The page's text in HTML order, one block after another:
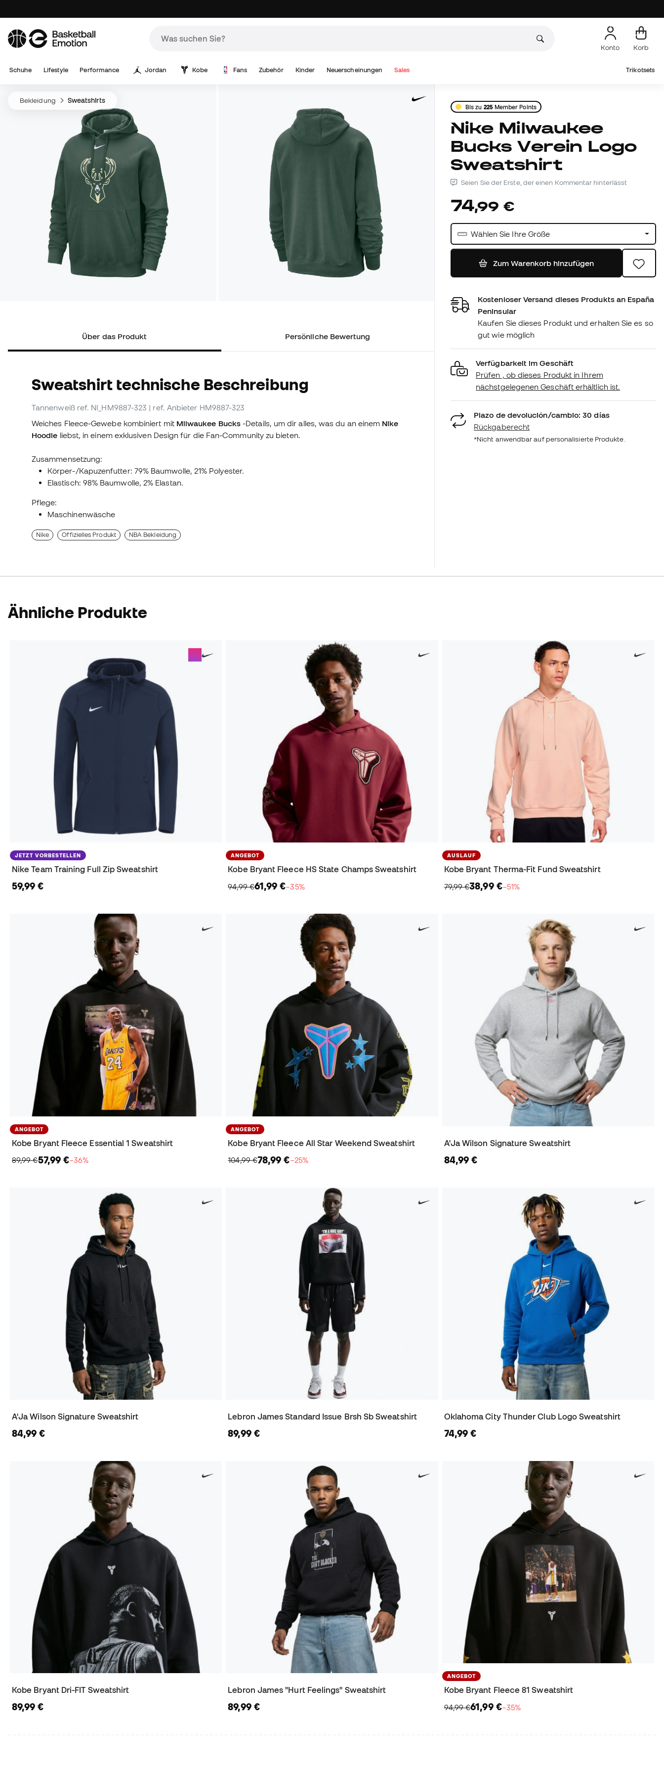
Konto Korb
Schuhe Lifestyle Performance Jordan Kobe Fans Zubehör Kinder Neuerscheinungen Sales Trikotsets
Bekleidung Sweatshirts
Über das Produkt Persönliche Bewertung
Sweatshirt technische Beschreibung
Tannenweiß ref. NI_HM9887-323 | ref. Anbieter HM9887-323
Weiches Fleece-Gewebe kombiniert mit Milwaukee Bucks -Details, um dir alles, was du an einem Nike
Hoodie liebst, in einem exklusiven Design für die Fan-Community zu bieten.
Zusammensetzung:
Körper-/Kapuzenfutter: 79% Baumwolle, 21% Polyester.
Elastisch: 98% Baumwolle, 2% Elastan.
Pflege:
Maschinenwäsche
Nike Offizielles Produkt NBA Bekleidung
Bis zu 225Member Points
Nike Milwaukee
Bucks Verein Logo
Sweatshirt
Seien Sie der Erste, der einen Kommentar hinterlässt
74,99 €
Wählen Sie Ihre Größe
Zum Warenkorb hinzufügen
Kostenloser Versand dieses Produkts an España
Peninsular
Kaufen Sie dieses Produkt und erhalten Sie es so
gut wie möglich
Verfügbarkeit im Geschäft
Prüfen , ob dieses Produkt in Ihrem
nächstgelegenen Geschäft erhältlich ist.
Plazo de devolución/cambio: 30 días
Rückgaberecht
*Nicht anwendbar auf personalisierte Produkte.
Ähnliche Produkte
JETZT VORBESTELLEN
Nike Team Training Full Zip Sweatshirt
59,99 €
ANGEBOT
Kobe Bryant Fleece HS State Champs Sweatshirt
94,99 €61,99 €−35%
AUSLAUF
Kobe Bryant Therma-Fit Fund Sweatshirt
79,99 €38,99 €−51%
ANGEBOT
Kobe Bryant Fleece Essential 1 Sweatshirt
89,99 €57,99 €−36%
ANGEBOT
Kobe Bryant Fleece All Star Weekend Sweatshirt
104,99 €78,99 €−25%
A'Ja Wilson Signature Sweatshirt
84,99 €
A'Ja Wilson Signature Sweatshirt
84,99 €
Lebron James Standard Issue Brsh Sb Sweatshirt
89,99 €
Oklahoma City Thunder Club Logo Sweatshirt
74,99 €
Kobe Bryant Dri-FIT Sweatshirt
89,99 €
Lebron James "Hurt Feelings" Sweatshirt
89,99 €
ANGEBOT
Kobe Bryant Fleece 81 Sweatshirt
94,99 €61,99 €−35%